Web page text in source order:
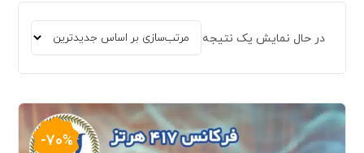
در حال نمایش یک نتیجه
-70%